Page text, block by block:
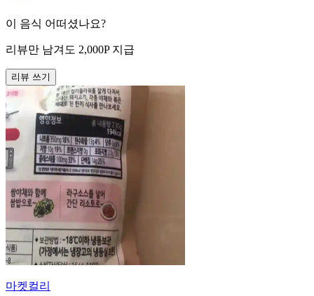
이 음식 어떠셨나요?
리뷰만 남겨도 2,000P 지급
리뷰 쓰기
마켓컬리